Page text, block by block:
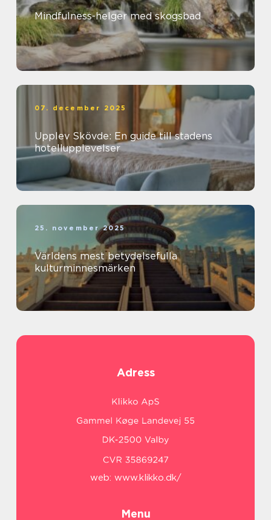
Mindfulness-helger med skogsbad
07. december 2025
Upplev Skövde: En guide till stadens
hotellupplevelser
25. november 2025
Världens mest betydelsefulla
kulturminnesmärken
Adress
web: www.klikko.dk/
Menu